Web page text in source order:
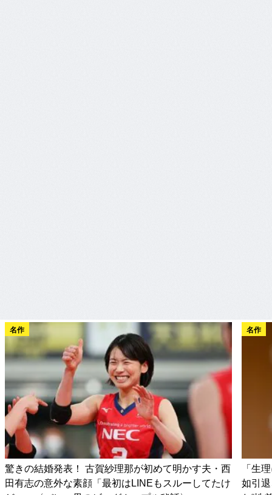
名作
驚きの結婚発表！ 古賀紗理那が初めて明かす夫・西
田有志の意外な素顔「最初はLINEもスルーしてたけ
名作
「生
如引